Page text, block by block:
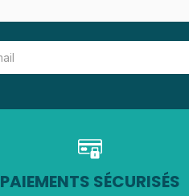
PAIEMENTS SÉCURISÉS